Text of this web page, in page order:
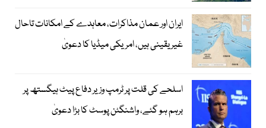
ایران اور عمان مذاکرات، معاہدے کے امکانات تاحال
غیر یقینی ہیں، امریکی میڈیا کا دعویٰ
اسلحے کی قلت پر ٹرمپ وزیر دفاع پیٹ ہیگستھ پر
برہم ہو گئے، واشنگٹن پوسٹ کا بڑا دعویٰ